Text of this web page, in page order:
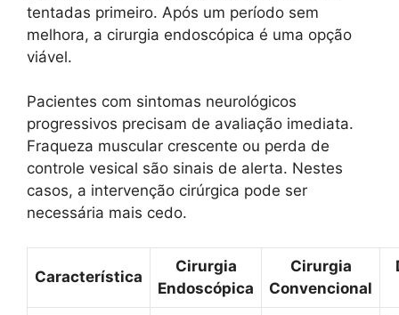
tentadas primeiro. Após um período sem
melhora, a cirurgia endoscópica é uma opção
viável.
Pacientes com sintomas neurológicos
progressivos precisam de avaliação imediata.
Fraqueza muscular crescente ou perda de
controle vesical são sinais de alerta. Nestes
casos, a intervenção cirúrgica pode ser
necessária mais cedo.
Característica
Cirurgia
Endoscópica
Cirurgia
Convencional